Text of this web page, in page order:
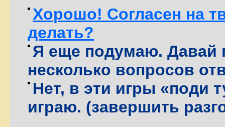
Хорошо! Согласен на
делать?
Я еще подумаю. Давай
несколько вопросов
Нет, в эти игры «поди
играю. (завершить